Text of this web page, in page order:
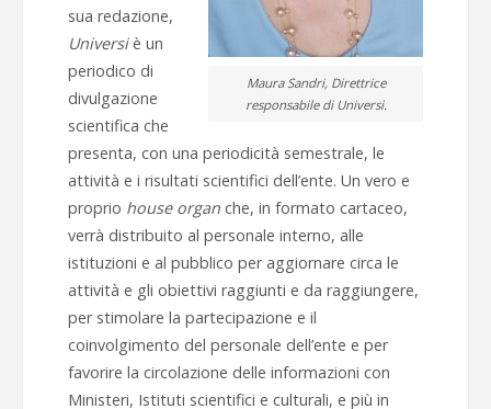
Maura Sandri, Direttrice
responsabile di Universi.
sua redazione,
Universiè un
periodico di
divulgazione
scientifica che
presenta, con una periodicità semestrale, le
attività e i risultati scientifici dell’ente. Un vero e
proprio house organche, in formato cartaceo,
verrà distribuito al personale interno, alle
istituzioni e al pubblico per aggiornare circa le
attività e gli obiettivi raggiunti e da raggiungere,
per stimolare la partecipazione e il
coinvolgimento del personale dell’ente e per
favorire la circolazione delle informazioni con
Ministeri, Istituti scientifici e culturali, e più in